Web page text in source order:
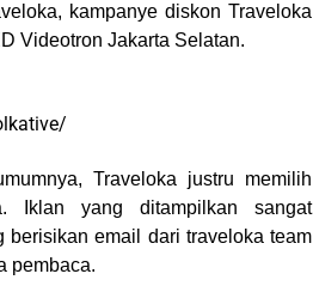
kampanye diskon Traveloka
Videotron Jakarta Selatan.
Traveloka justru memilih
Iklan yang ditampilkan sangat
berisikan email dari traveloka team
pembaca.